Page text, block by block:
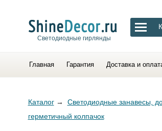
Светодиодные гирлянды
Главная Гарантия Доставка и
Каталог→ Светодиодные занавесы,
герметичный колпачок